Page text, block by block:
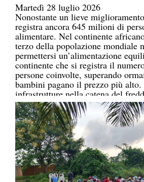
Martedì 28 luglio 2026
Nonostante un lieve
registra ancora 645 milioni di
alimentare. Nel continente
terzo della popolazione mondiale
permettersi un’alimentazione
continente che si registra il
persone coinvolte, superando
bambini pagano il prezzo più
infrastrutture nella catena del
un terzo della produzione di
latticini.